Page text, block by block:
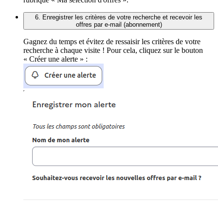
6. Enregistrer les critères de votre recherche et recevoir les
offres par e-mail (abonnement)
Gagnez du temps et évitez de ressaisir les critères de votre
recherche à chaque visite ! Pour cela, cliquez sur le bouton
« Créer une alerte » :